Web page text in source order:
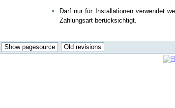
Darf nur für Installationen verwendet
Zahlungsart berücksichtigt.